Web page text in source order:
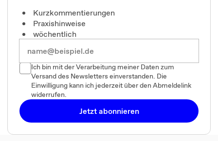
Kurzkommentierungen
Praxishinweise
wöchentlich
Ich bin mit der Verarbeitung meiner Daten zum
Versand des Newsletters einverstanden. Die
Einwilligung kann ich jederzeit über den Abmeldelink
widerrufen.
Jetzt abonnieren